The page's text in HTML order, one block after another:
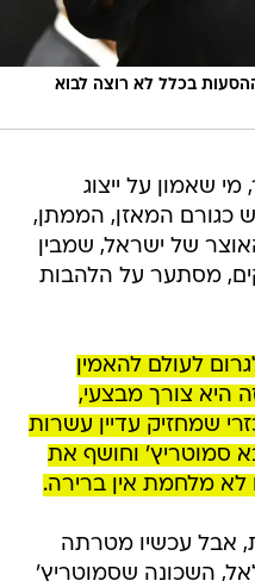
בכלל לא רוצה לבוא
שאמון על ייצוג
כגורם המאזן, הממתן,
של ישראל, שמבין
מסתער על הלהבות
לעולם להאמין
היא צורך מבצעי,
שמחזיק עדיין עשרות
סמוטריץ' וחושף את
לא מלחמת אין ברירה.
אבל עכשיו מטרתה
השכונה שסמוטריץ'